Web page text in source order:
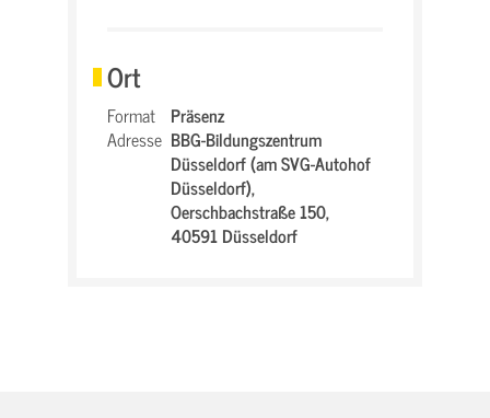
Ort
Format Präsenz
Adresse BBG-Bildungszentrum
Düsseldorf (am SVG-Autohof
Düsseldorf),
Oerschbachstraße 150,
40591 Düsseldorf